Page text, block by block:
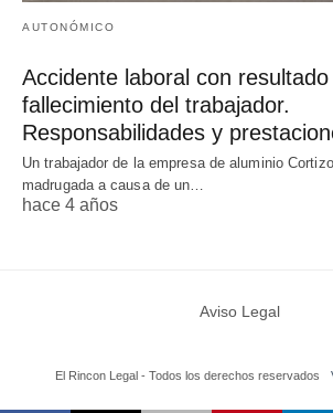
AUTONÓMICO
Accidente laboral con
fallecimiento del trabajador.
Responsabilidades y
Un trabajador de la empresa de aluminio
madrugada a causa de un…
hace 4 años
Aviso Legal
El Rincon Legal - Todos los derechos reservados